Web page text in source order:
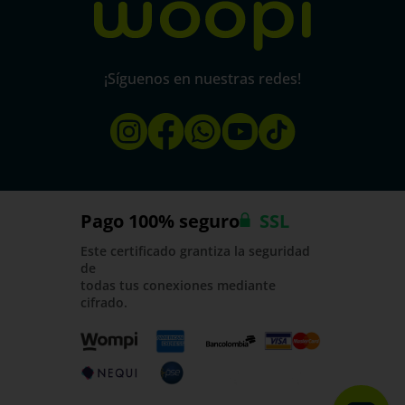
¡Síguenos en nuestras redes!
Pago 100% seguro SSL
Este certificado grantiza la seguridad
de
todas tus conexiones mediante
cifrado.